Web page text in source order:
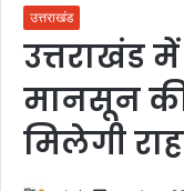
उत्तराखंड
उत्तराखंड
मानसून की
मिलेगी